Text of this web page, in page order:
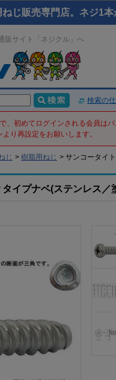
ねじ販売専門店。ネジ1
販サイト「ネジクル」へ
検索の
、初めてログインされる会員はパ
り再設定をお願いします。
じ > 樹脂用ねじ > サンコータイ
イプナベ(ステンレス／